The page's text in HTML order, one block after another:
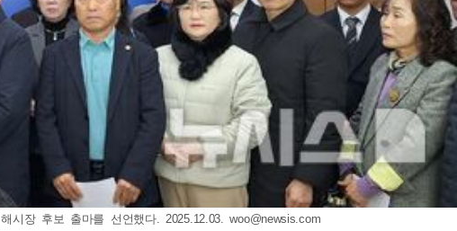
시장 후보 출마를 선언했다. 2025.12.03.woo@newsis.com